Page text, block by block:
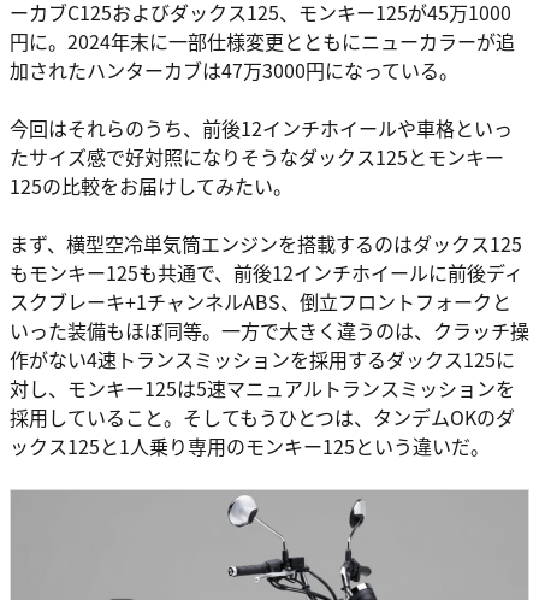
ーカブC125およびダックス125、モンキー125が45万1000
円に。2024年末に一部仕様変更とともにニューカラーが追
加されたハンターカブは47万3000円になっている。
今回はそれらのうち、前後12インチホイールや車格といっ
たサイズ感で好対照になりそうなダックス125とモンキー
125の比較をお届けしてみたい。
まず、横型空冷単気筒エンジンを搭載するのはダックス125
もモンキー125も共通で、前後12インチホイールに前後ディ
スクブレーキ+1チャンネルABS、倒立フロントフォークと
いった装備もほぼ同等。一方で大きく違うのは、クラッチ操
作がない4速トランスミッションを採用するダックス125に
対し、モンキー125は5速マニュアルトランスミッションを
採用していること。そしてもうひとつは、タンデムOKのダ
ックス125と1人乗り専用のモンキー125という違いだ。